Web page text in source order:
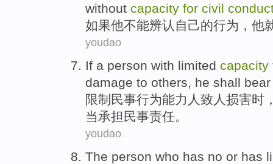
without capacity for civil
如果他不能辨认 自己的行为 ，他
youdao
If a person with limited capacity
damage to others, he shall bear
限制 民事行为能力 人 致 人 损害时
当承担 民事责任。
youdao
The person who has no or has